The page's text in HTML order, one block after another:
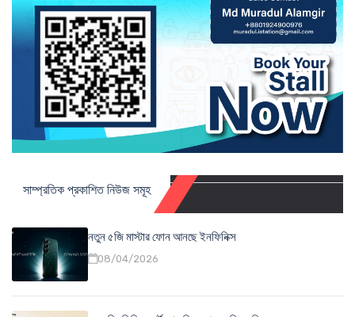
সাম্প্রতিক প্রকাশিত নিউজ সমূহ
নতুন ৫জি মাস্টার ফোন আনছে ইনফিনিক্স
08/04/2026